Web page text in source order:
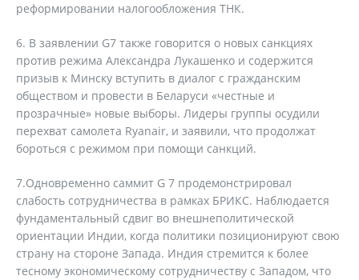
реформировании налогообложения ТНК.
6. В заявлении G7 также говорится о новых санкциях
против режима Александра Лукашенко и содержится
призыв к Минску вступить в диалог с гражданским
обществом и провести в Беларуси «честные и
прозрачные» новые выборы. Лидеры группы осудили
перехват самолета Ryanair, и заявили, что продолжат
бороться с режимом при помощи санкций.
7.Одновременно саммит G 7 продемонстрировал
слабость сотрудничества в рамках БРИКС. Наблюдается
фундаментальный сдвиг во внешнеполитической
ориентации Индии, когда политики позиционируют свою
страну на стороне Запада. Индия стремится к более
тесному экономическому сотрудничеству с Западом, что